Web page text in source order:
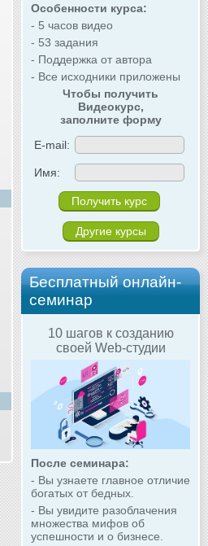
Особенности курса:
- 5 часов видео
- 53 задания
- Поддержка от автора
- Все исходники приложены
Чтобы получить
Видеокурс,
заполните форму
E-mail:
Имя:
Другие курсы
Бесплатный онлайн-
семинар
10 шагов к созданию
своей Web-студии
После семинара:
- Вы узнаете главное отличие
богатых от бедных.
- Вы увидите разоблачения
множества мифов об
успешности и о бизнесе.